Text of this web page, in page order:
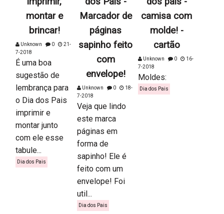
montar e
brincar!
Unknown 0
21-
7-2018
É uma boa
sugestão de
lembrança para
o Dia dos Pais
imprimir e
montar junto
com ele esse
tabule...
Dia dos Pais
Marcador de
páginas
sapinho feito
com
envelope!
Unknown 0
18-
7-2018
Veja que lindo
este marca
páginas em
forma de
sapinho! Ele é
feito com um
envelope! Foi
util...
Dia dos Pais
camisa com
molde! -
cartão
Unknown 0
16-
7-2018
Moldes:
Dia dos Pais